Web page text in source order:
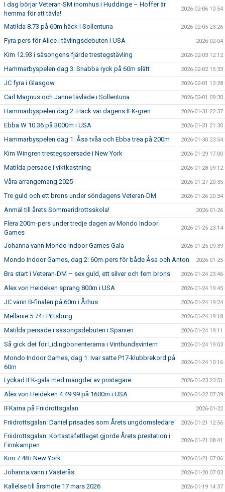
I dag börjar Veteran-SM inomhus i Huddinge – Hoffer är
hemma för att tävla!
2026-02-06 10:54
Matilda 8.73 på 60m häck i Sollentuna 2026-02-05 23:26
Fyra pers för Alice i tävlingsdebuten i USA 2026-02-04
Kim 12.93 i säsongens fjärde trestegstävling 2026-02-03 12:12
Hammarbyspelen dag 3: Snabba ryck på 60m slätt 2026-02-02 15:33
JC fyra i Glasgow 2026-02-01 13:28
Carl Magnus och Janne tävlade i Sollentuna 2026-02-01 09:30
Hammarbyspelen dag 2: Häck var dagens IFK-gren 2026-01-31 22:37
Ebba W 10:36 på 3000m i USA 2026-01-31 21:30
Hammarbyspelen dag 1: Åsa tvåa och Ebba trea på 200m 2026-01-30 23:54
Kim Wingren trestegspersade i New York 2026-01-29 17:00
Matilda persade i viktkastning 2026-01-28 09:12
Våra arrangemang 2025 2026-01-27 20:35
Tre guld och ett brons under söndagens Veteran-DM 2026-01-26 20:34
Anmäl till årets Sommaridrottsskola! 2026-01-26
Flera 200m-pers under tredje dagen av Mondo Indoor
Games
2026-01-25 23:14
Johanna vann Mondo Indoor Games Gala 2026-01-25 09:39
Mondo Indoor Games, dag 2: 60m-pers för både Åsa och Anton 2026-01-25
Bra start i Veteran-DM – sex guld, ett silver och fem brons 2026-01-24 23:46
Alex von Heideken sprang 800m i USA 2026-01-24 19:45
JC vann B-finalen på 60m i Århus 2026-01-24 19:24
Mellanie 5.74 i Pittsburg 2026-01-24 19:18
Matilda persade i säsongsdebuten i Spanien 2026-01-24 19:11
Så gick det för Lidingöorienterarna i Vinthundsvintern 2026-01-24 19:03
Mondo Indoor Games, dag 1: Ivar satte P17-klubbrekord på
60m
2026-01-24 10:16
Lyckad IFK-gala med mängder av pristagare 2026-01-23 23:51
Alex von Heideken 4.49.99 på 1600m i USA 2026-01-22 07:39
IFKarna på Friidrottsgalan 2026-01-22
Friidrottsgalan: Daniel prisades som Årets ungdomsledare 2026-01-21 12:56
Friidrottsgalan: Kortastafettlaget gjorde Årets prestation i
Finnkampen
2026-01-21 08:41
Kim 7.48 i New York 2026-01-21 07:06
Johanna vann i Västerås 2026-01-20 07:03
Kallelse till årsmöte 17 mars 2026 2026-01-19 14:37